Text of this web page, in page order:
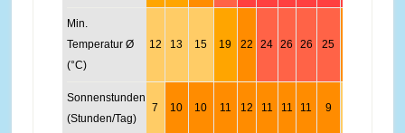
Min.
Temperatur Ø
(°C)
12 13 15 19 22 24 26 26 25
Sonnenstunden
(Stunden/Tag)
7 10 10 11 12 11 11 11 9